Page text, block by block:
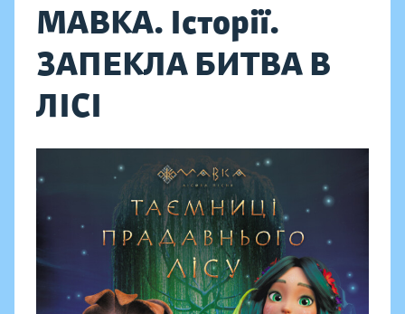
МАВКА. Історії.
ЗАПЕКЛА БИТВА В
ЛІСІ